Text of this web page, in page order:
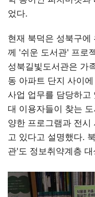
었다.
현재 북덕은 성북구
께 '쉬운 도서관' 프로
성북길빛도서관은 가
동 아파트 단지 사이
사업 업무를 담당하고
대 이용자들이 찾는
양한 프로그램과 전
고 있다고 설명했다.
관'도 정보취약계층